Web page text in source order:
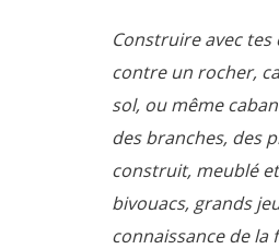
Construire avec tes
contre un rocher,
sol, ou même
des branches, des
construit, meublé
bivouacs, grands
connaissance de la